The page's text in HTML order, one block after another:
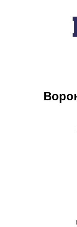
Где
Официальные